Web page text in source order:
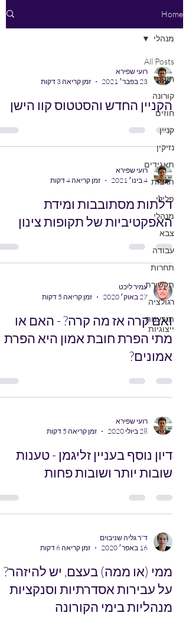
Home
All Posts
חוקתי
קורונה
חוזים
קניין
נזיקין
תאגידים
תרבות
פלילי
מנהלי
צבא
עבודה
תחרות
תקשורת
רגולציה
תובענות
ייצוגיות
מנהלי
רועי שפירא
23 בפבר׳ 2021
זמן קריאה 3 דקות
הקניין החדש והסטטוס קוו הישן
רועי שפירא
4 בינו׳ 2021
זמן קריאה 4 דקות
דלתות מסתובבות ומידת
האפקטיביות של תקופות צינון
עמיר ליכט
27 באוק׳ 2020
זמן קריאה 5 דקות
ואם קרה אז מה קרה? - האם או
מתי הפרת חובת אמון היא הפרת
אמונים?
רועי שפירא
28 ביולי 2020
זמן קריאה 5 דקות
דיון נוסף בעניין זליגמן - טענות
שובות יותר ושובות פחות
ד"ר גליה שניבוים
16 באפר׳ 2020
זמן קריאה 6 דקות
ממי (או ממה) בעצם, יש להיזהר?
על עבירות אסדרתיות וסנקציות
מנהליות בימי הקורונה